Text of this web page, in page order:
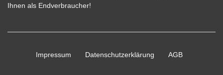
Ihnen als Endverbraucher!
Impressum Daten­schutz­erklärung AGB